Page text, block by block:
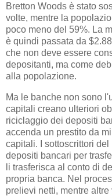
Bretton Woods è stato
volte, mentre la
poco meno del 59%. La
è quindi passata da
che non deve essere
depositanti, ma come
alla popolazione.
Ma le banche non sono
capitali creano ulteriori
riciclaggio dei depositi
accenda un prestito da
capitali. I sottoscrittori
depositi bancari per
li trasferisca al conto di
propria banca. Nel
prelievi netti, mentre